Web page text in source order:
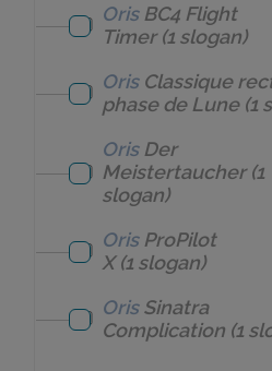
Oris BC4 Flight
Timer(1 slogan)
Oris Classique
phase de Lune(1
Oris Der
Meistertaucher(1
slogan)
Oris ProPilot
X(1 slogan)
Oris Sinatra
Complication (1